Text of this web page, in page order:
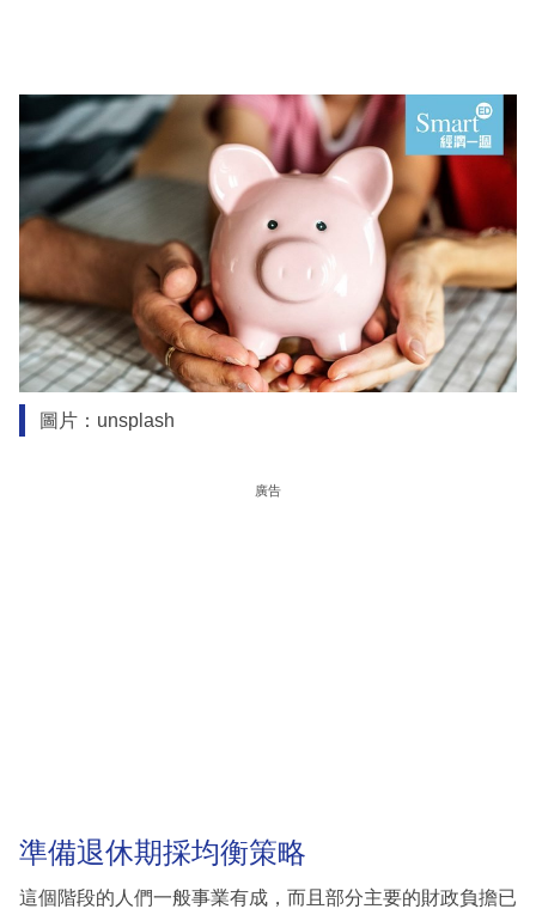
圖片：unsplash
廣告
準備退休期採均衡策略
這個階段的人們一般事業有成，而且部分主要的財政負擔已